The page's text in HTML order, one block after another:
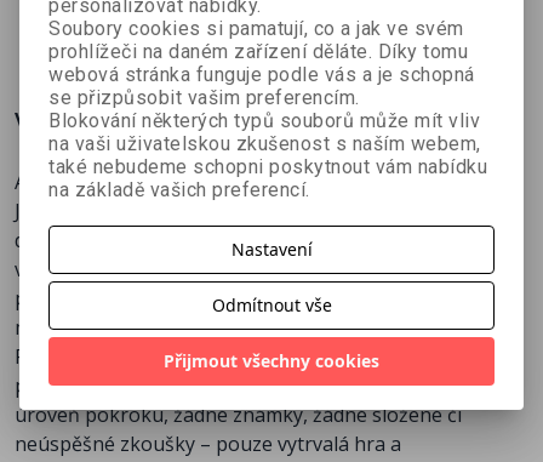
íLukášková
194 Kč 298 Kč
Více o knize
Aktivujte všechny smysly!
Jak často si všimnete textury natřené zdi nebo vůně v
domě vašich přátel? Uvědomujete si pocity, které to ve
vás vyvolává? Propojte pozorování s emocemi a v
praktických kreativních cvičeních objevujte nové
možnosti, jak se dívat na svět okolo.
Prozkoumávání a procvičováni vlastní kreativity je
proces. Nejsou zde žádné testy, které by ověřovaly vaši
úroveň pokroku, žádné známky, žádné složené či
neúspěšné zkoušky – pouze vytrvalá hra a
personalizovat nabídky.
Soubory cookies si pamatují, co a jak ve svém
prohlížeči na daném zařízení děláte. Díky tomu
webová stránka funguje podle vás a je schopná
se přizpůsobit vašim preferencím.
Blokování některých typů souborů může mít vliv
na vaši uživatelskou zkušenost s naším webem,
také nebudeme schopni poskytnout vám nabídku
na základě vašich preferencí.
Nastavení
Odmítnout vše
Přijmout všechny cookies